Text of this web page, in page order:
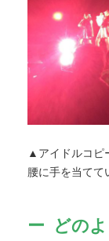
▲アイドルコピ
腰に手を当てて
どの